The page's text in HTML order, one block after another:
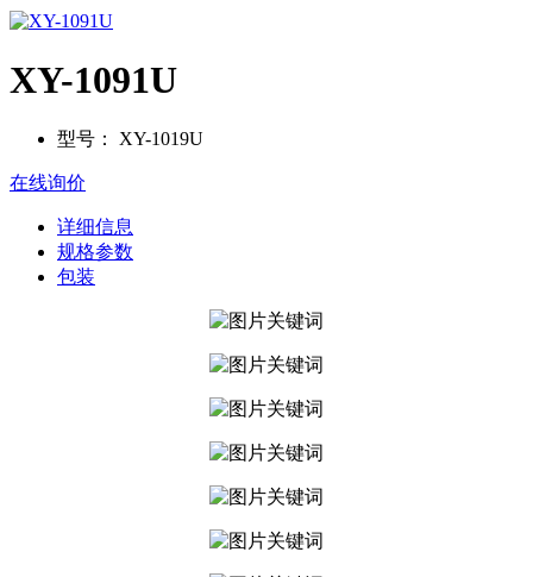
XY-1091U
型号： XY-1019U
在线询价
详细信息
规格参数
包装